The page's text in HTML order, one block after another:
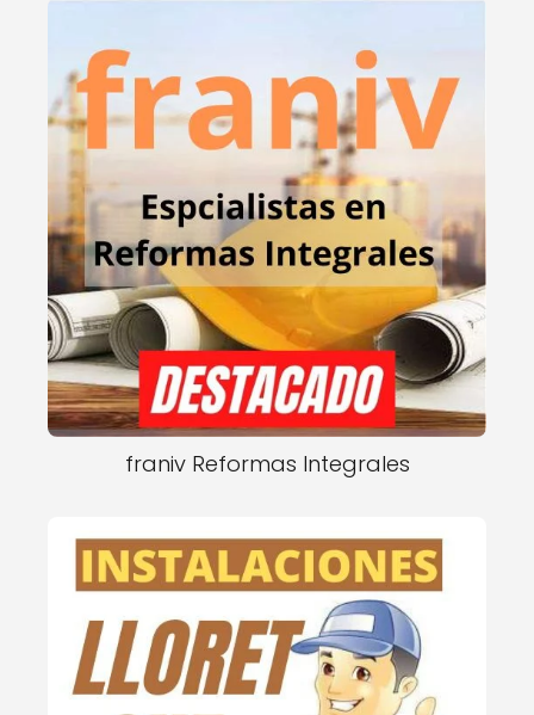
franiv Reformas Integrales